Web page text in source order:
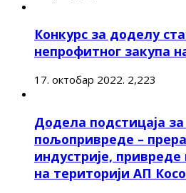
Конкурс за доделу
непрофитног закупа
17. октобар 2022. 2,223
Додела подстицаја
пољопривреде –
индустрије,
на територији АП